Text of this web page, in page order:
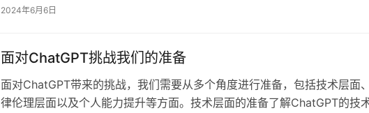
2024年6月6日
面对ChatGPT挑战我们的准备
面对ChatGPT带来的挑战，我们需要从多个角度进行准备，包括技术层面
律伦理层面以及个人能力提升等方面。技术层面的准备了解ChatGPT的技